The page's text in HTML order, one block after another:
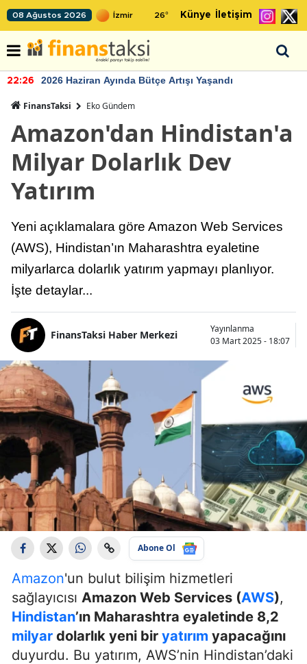
08 Ağustos 2026 26° Künye İletişim
22:26 2026 Haziran Ayında Bütçe Artışı Yaşandı
FinansTaksi Eko Gündem
Amazon'dan Hindistan'a
Milyar Dolarlık Dev
Yatırım
Yeni açıklamalara göre Amazon Web Services
(AWS), Hindistan’ın Maharashtra eyaletine
milyarlarca dolarlık yatırım yapmayı planlıyor.
İşte detaylar...
FinansTaksi Haber Merkezi
Yayınlanma
03 Mart 2025 - 18:07
Abone Ol
Amazon'un bulut bilişim hizmetleri
sağlayıcısı Amazon Web Services (AWS),
Hindistan’ın Maharashtra eyaletinde 8,2
milyar dolarlık yeni bir yatırım yapacağını
duyurdu. Bu yatırım, AWS’nin Hindistan’daki